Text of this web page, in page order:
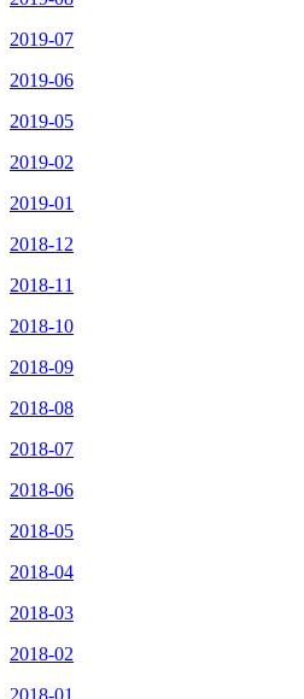
2019-07
2019-06
2019-05
2019-02
2019-01
2018-12
2018-11
2018-10
2018-09
2018-08
2018-07
2018-06
2018-05
2018-04
2018-03
2018-02
2018-01